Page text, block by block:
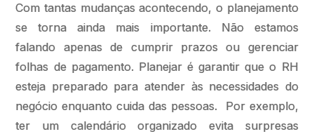
Com tantas mudanças acontecendo, o planejamento
se torna ainda mais importante. Não estamos
falando apenas de cumprir prazos ou gerenciar
folhas de pagamento. Planejar é garantir que o RH
esteja preparado para atender às necessidades do
negócio enquanto cuida das pessoas. Por exemplo,
ter um calendário organizado evita surpresas